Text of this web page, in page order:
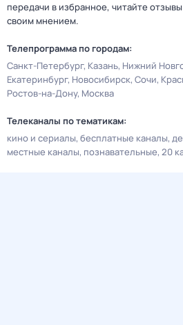
передачи в избранное, читайте
своим мнением.
Телепрограмма по городам:
Санкт-Петербург Казань Нижний
Екатеринбург Новосибирск Сочи
Ростов-на-Дону Москва
Телеканалы по тематикам:
кино и сериалы бесплатные каналы
местные каналы познавательные 20